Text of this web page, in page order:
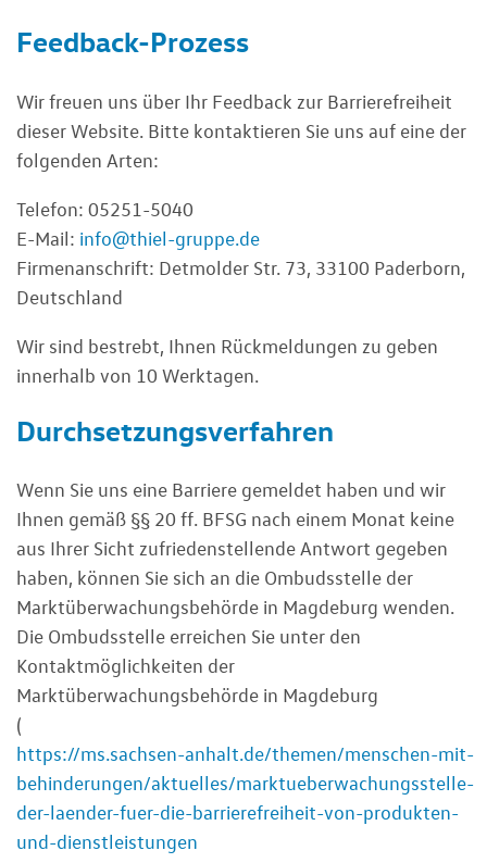
Feedback-Prozess
Wir freuen uns über Ihr Feedback zur Barrierefreiheit
dieser Website. Bitte kontaktieren Sie uns auf eine der
folgenden Arten:
Telefon: 05251-5040
E-Mail: info@thiel-gruppe.de
Firmenanschrift: Detmolder Str. 73, 33100 Paderborn,
Deutschland
Wir sind bestrebt, Ihnen Rückmeldungen zu geben
innerhalb von 10 Werktagen.
Durchsetzungsverfahren
Wenn Sie uns eine Barriere gemeldet haben und wir
Ihnen gemäß §§ 20 ff. BFSG nach einem Monat keine
aus Ihrer Sicht zufriedenstellende Antwort gegeben
haben, können Sie sich an die Ombudsstelle der
Marktüberwachungsbehörde in Magdeburg wenden.
Die Ombudsstelle erreichen Sie unter den
Kontaktmöglichkeiten der
Marktüberwachungsbehörde in Magdeburg
(
https://ms.sachsen-anhalt.de/themen/menschen-mit-
behinderungen/aktuelles/marktueberwachungsstelle-
der-laender-fuer-die-barrierefreiheit-von-produkten-
und-dienstleistungen